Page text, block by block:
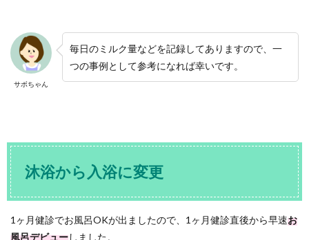
サボちゃん
毎日のミルク量などを記録してありますので、一
つの事例として参考になれば幸いです。
沐浴から入浴に変更
1ヶ月健診でお風呂OKが出ましたので、1ヶ月健診直後から早速お
風呂デビューしました。